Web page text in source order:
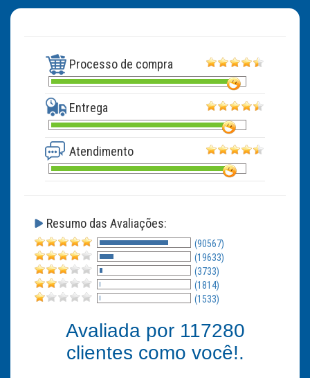
Processo de compra
Entrega
Atendimento
Resumo das Avaliações:
(90567)
(19633)
(3733)
(1814)
(1533)
Avaliada por 117280
clientes como você!.